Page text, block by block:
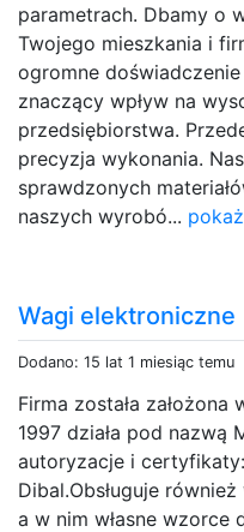
parametrach. Dbamy o
Twojego mieszkania i
ogromne
znaczący wpływ na
przedsiębiorstwa.
precyzja wykonania.
sprawdzonych
naszych wyrobó...
Wagi elektroniczne
Dodano: 15 lat 1 miesiąc temu
Firma została
1997 działa pod nazwą
autoryzacje i
Dibal.Obsługuje
a w nim własne wzorce